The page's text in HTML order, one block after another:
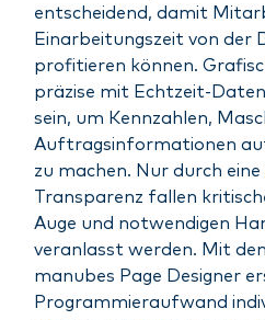
entscheidend, damit
Einarbeitungszeit von der
profitieren können.
präzise mit Echtzeit-
sein, um Kennzahlen,
Auftragsinformationen
zu machen. Nur durch
Transparenz fallen
Auge und notwendigen
veranlasst werden. Mit
manubes Page Designer
Programmieraufwand